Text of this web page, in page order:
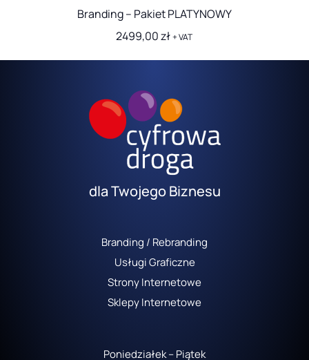
Branding – Pakiet PLATYNOWY
2499,00zł+ VAT
dla Twojego Biznesu
Branding / Rebranding
Usługi Graficzne
Strony Internetowe
Sklepy Internetowe
Poniedziałek – Piątek